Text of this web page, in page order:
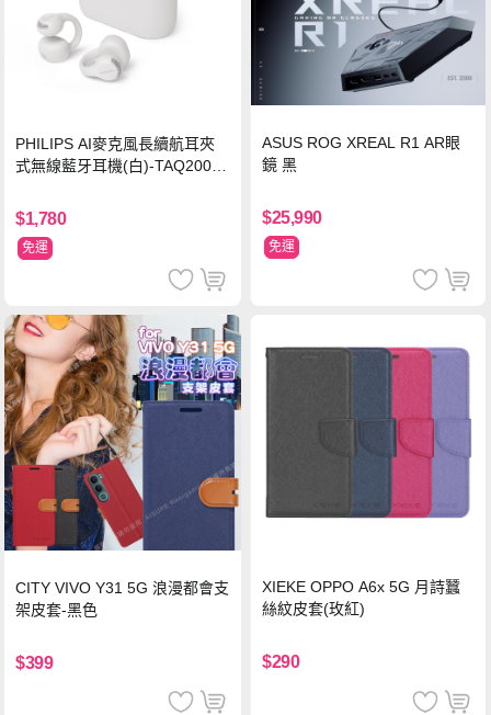
PHILIPS AI麥克風長續航耳夾
式無線藍牙耳機(白)-TAQ2000
$1,780
免運
ASUS ROG XREAL R1 AR眼
鏡 黑
$25,990
免運
CITY VIVO Y31 5G 浪漫都會支
架皮套-黑色
$399
XIEKE OPPO A6x 5G 月詩蠶
絲紋皮套(玫紅)
$290